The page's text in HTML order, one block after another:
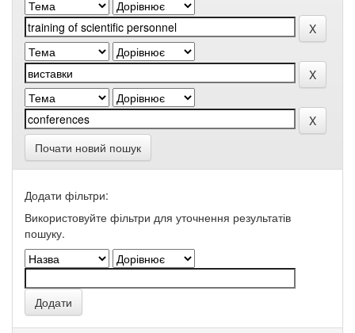
Почати новий пошук
Додати фільтри:
Використовуйте фільтри для уточнення результатів
пошуку.